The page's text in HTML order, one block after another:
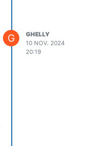
G
GHELLY
10 NOV. 2024
20:19